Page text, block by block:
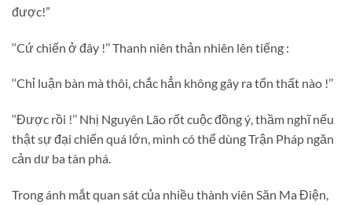
được!”
‘‘Cứ chiến ở đây !’’ Thanh niên thản nhiên lên tiếng :
‘‘Chỉ luận bàn mà thôi, chắc hẳn không gây ra tổn thất nào !’’
‘‘Được rồi !’’ Nhị Nguyên Lão rốt cuộc đồng ý, thầm nghĩ nếu
thật sự đại chiến quá lớn, mình có thể dùng Trận Pháp ngăn
cản dư ba tàn phá.
Trong ánh mắt quan sát của nhiều thành viên Săn Ma Điện,